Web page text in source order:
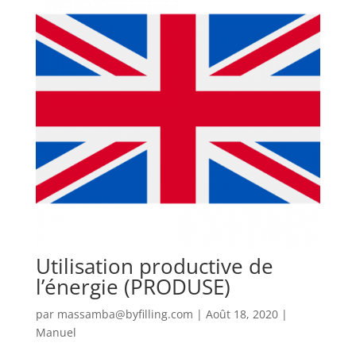
Utilisation productive de
l’énergie (PRODUSE)
par massamba@byfilling.com | Août 18, 2020|
Manuel